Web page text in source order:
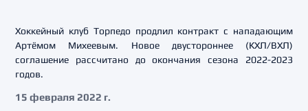
Хоккейный клуб Торпедо продлил контракт с нападающим
Артёмом Михеевым. Новое двустороннее (КХЛ/ВХЛ)
соглашение рассчитано до окончания сезона 2022-2023
годов.
15 февраля 2022 г.